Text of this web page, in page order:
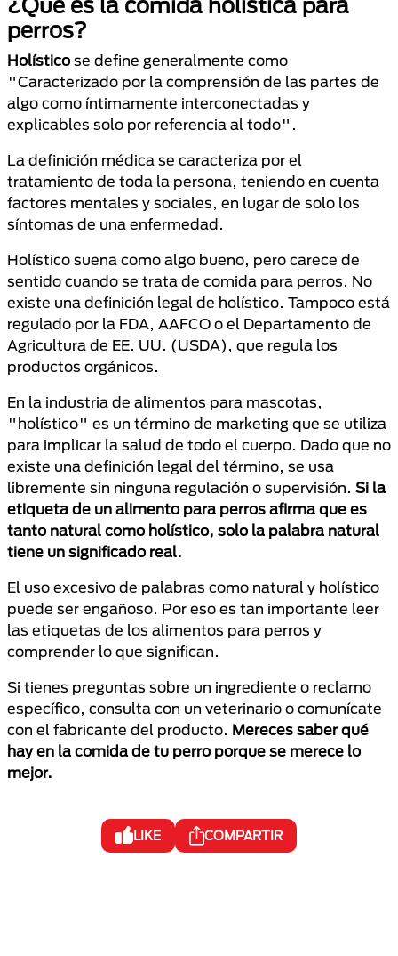
¿Qué es la comida holística para
perros?
Holísticose define generalmente como
"Caracterizado por la comprensión de las partes de
algo como íntimamente interconectadas y
explicables solo por referencia al todo".
La definición médica se caracteriza por el
tratamiento de toda la persona, teniendo en cuenta
factores mentales y sociales, en lugar de solo los
síntomas de una enfermedad.
Holístico suena como algo bueno, pero carece de
sentido cuando se trata de comida para perros. No
existe una definición legal de holístico. Tampoco está
regulado por la FDA, AAFCO o el Departamento de
Agricultura de EE. UU. (USDA), que regula los
productos orgánicos.
En la industria de alimentos para mascotas,
"holístico" es un término de marketing que se utiliza
para implicar la salud de todo el cuerpo. Dado que no
existe una definición legal del término, se usa
libremente sin ninguna regulación o supervisión. Si la
etiqueta de un alimento para perros afirma que es
tanto natural como holístico, solo la palabra natural
tiene un significado real.
El uso excesivo de palabras como natural y holístico
puede ser engañoso. Por eso es tan importante leer
las etiquetas de los alimentos para perros y
comprender lo que significan.
Si tienes preguntas sobre un ingrediente o reclamo
específico, consulta con un veterinario o comunícate
con el fabricante del producto. Mereces saber qué
hay en la comida de tu perro porque se merece lo
mejor.
LIKE COMPARTIR